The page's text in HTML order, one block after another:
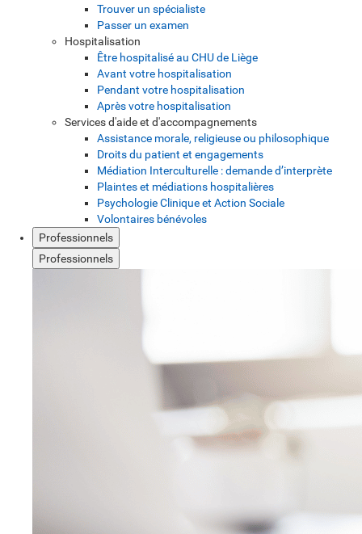
Trouver un spécialiste
Passer un examen
Hospitalisation
Être hospitalisé au CHU de Liège
Avant votre hospitalisation
Pendant votre hospitalisation
Après votre hospitalisation
Services d'aide et d'accompagnements
Assistance morale, religieuse ou philosophique
Droits du patient et engagements
Médiation Interculturelle : demande d’interprète
Plaintes et médiations hospitalières
Psychologie Clinique et Action Sociale
Volontaires bénévoles
Professionnels
Professionnels